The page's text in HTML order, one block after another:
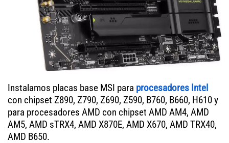
Instalamos placas base MSI para procesadores Intel
con chipset Z890, Z790, Z690, Z590, B760, B660, H610 y
para procesadores AMD con chipset AMD AM4, AMD
AM5, AMD sTRX4, AMD X870E, AMD X670, AMD TRX40,
AMD B650.